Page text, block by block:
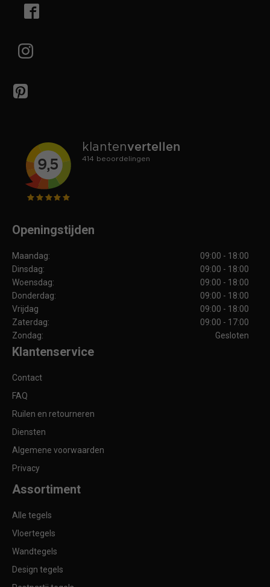
Openingstijden
Maandag:
09:00 - 18:00
Dinsdag:
09:00 - 18:00
Woensdag:
09:00 - 18:00
Donderdag:
09:00 - 18:00
Vrijdag
09:00 - 18:00
Zaterdag:
09:00 - 17:00
Zondag:
Gesloten
Klantenservice
Contact
FAQ
Ruilen en retourneren
Diensten
Algemene voorwaarden
Privacy
Assortiment
Alle tegels
Vloertegels
Wandtegels
Design tegels